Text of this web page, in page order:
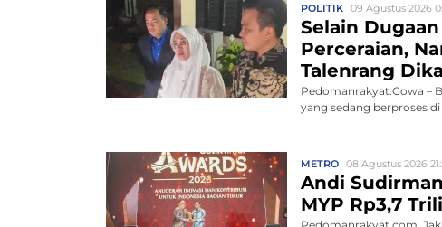
POLITIK 09 Agustus 2026
Selain
Perceraian,
Talenrang
Pedomanrakyat.Gowa –
yang sedang berproses di
METRO 08 Agustus 2026
Andi
MYP Rp3,7